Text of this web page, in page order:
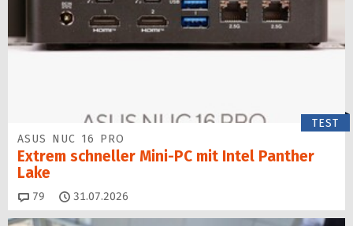
TEST
ASUS NUC 16 PRO
Extrem schneller Mini-PC mit Intel Panther
Lake
79 Kommentare
31.07.2026